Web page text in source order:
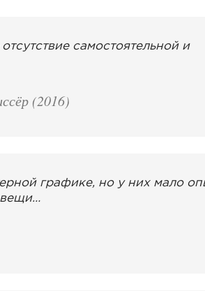
самостоятельной и
(2016)
графике, но у них мало
вещи…